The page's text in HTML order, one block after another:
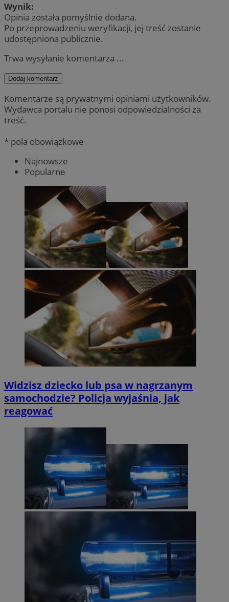
Wynik:
Opinia została pomyślnie dodana.
Po przeprowadzeniu weryfikacji, jej treść zostanie
udostępniona publicznie.
Trwa wysyłanie komentarza ...
Dodaj komentarz
Komentarze są prywatnymi opiniami użytkowników.
Wydawca portalu nie ponosi odpowiedzialności za
treść.
* pola obowiązkowe
Najnowsze
Popularne
Widzisz dziecko lub psa w nagrzanym
samochodzie? Policja wyjaśnia, jak
reagować